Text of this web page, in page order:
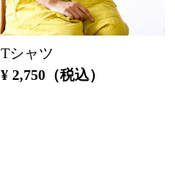
Tシャツ
¥ 2,750（税込）